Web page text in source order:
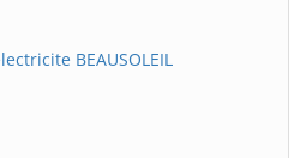
BEAUSOLEIL